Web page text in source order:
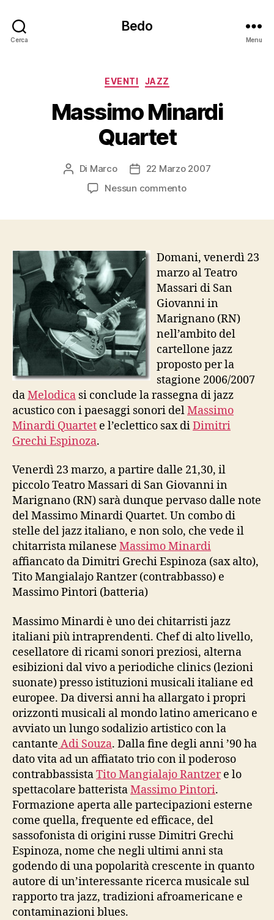
Cerca
Bedo
Menu
Categorie
EVENTI JAZZ
Massimo Minardi
Quartet
Autore
articolo
Di Marco
Data22 Marzo 2007
Nessun commentosu
Domani, venerdì 23
marzo al Teatro
Massari di San
Giovanni in
Marignano (RN)
nell’ambito del
cartellone jazz
proposto per la
stagione 2006/2007
daMelodica si conclude la rassegna di jazz
acustico con i paesaggi sonori delMassimo
Minardi Quartet e l’eclettico sax diDimitri
Grechi Espinoza.
Venerdì 23 marzo, a partire dalle 21,30, il
piccolo Teatro Massari di San Giovanni in
Marignano (RN) sarà dunque pervaso dalle note
del Massimo Minardi Quartet. Un combo di
stelle del jazz italiano, e non solo, che vede il
chitarrista milanese Massimo Minardi
affiancato da Dimitri Grechi Espinoza (sax alto),
Tito Mangialajo Rantzer (contrabbasso) e
Massimo Pintori (batteria)
Massimo Minardi è uno dei chitarristi jazz
italiani più intraprendenti. Chef di alto livello,
cesellatore di ricami sonori preziosi, alterna
esibizioni dal vivo a periodiche clinics (lezioni
suonate) presso istituzioni musicali italiane ed
europee. Da diversi anni ha allargato i propri
orizzonti musicali al mondo latino americano e
avviato un lungo sodalizio artistico con la
cantante Adi Souza. Dalla fine degli anni ’90 ha
dato vita ad un affiatato trio con il poderoso
contrabbassistaTito Mangialajo Rantzere lo
spettacolare batteristaMassimo Pintori.
Formazione aperta alle partecipazioni esterne
come quella, frequente ed efficace, del
sassofonista di origini russe Dimitri Grechi
Espinoza, nome che negli ultimi anni sta
godendo di una popolarità crescente in quanto
autore di un’interessante ricerca musicale sul
rapporto tra jazz, tradizioni afroamericane e
contaminazioni blues.